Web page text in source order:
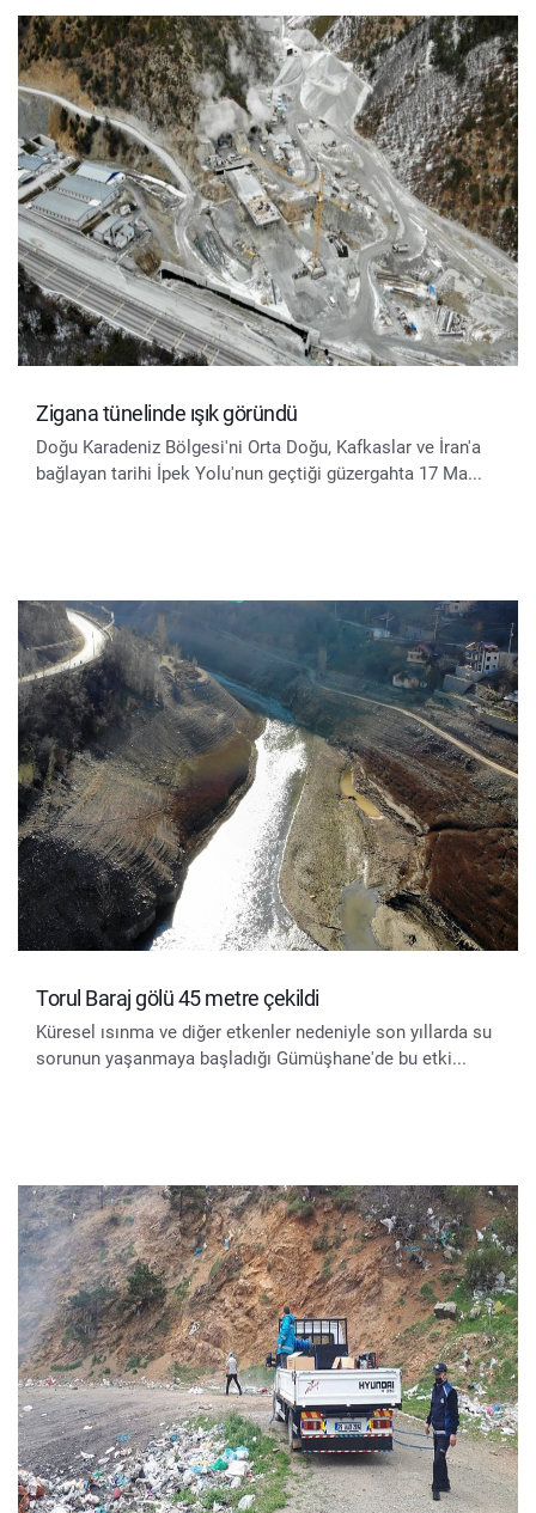
Zigana tünelinde ışık göründü
Doğu Karadeniz Bölgesi'ni Orta Doğu, Kafkaslar ve İran'a
bağlayan tarihi İpek Yolu'nun geçtiği güzergahta 17 Ma...
Torul Baraj gölü 45 metre çekildi
Küresel ısınma ve diğer etkenler nedeniyle son yıllarda su
sorunun yaşanmaya başladığı Gümüşhane'de bu etki...